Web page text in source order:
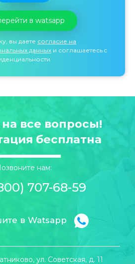
в watsapp
вы даете согласие на
данных и соглашаетесь c
все вопросы!
бесплатна
нам:
707-68-59
в Watsapp
ул. Советская, д. 11